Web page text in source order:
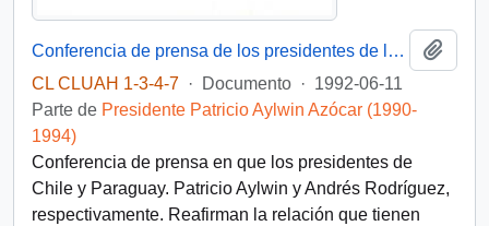
Conferencia de prensa de los presidentes de la República de Chile, d. Patricio Aylwin Azócar, y de Paraguay, d. Andrés Rodríguez, en ceremonia de firma de acuerdos y declaración conjunta
CL CLUAH 1-3-4-7 · Documento · 1992-06-11
Parte de Presidente Patricio Aylwin Azócar (1990-
1994)
Conferencia de prensa en que los presidentes de
Chile y Paraguay. Patricio Aylwin y Andrés Rodríguez,
respectivamente. Reafirman la relación que tienen